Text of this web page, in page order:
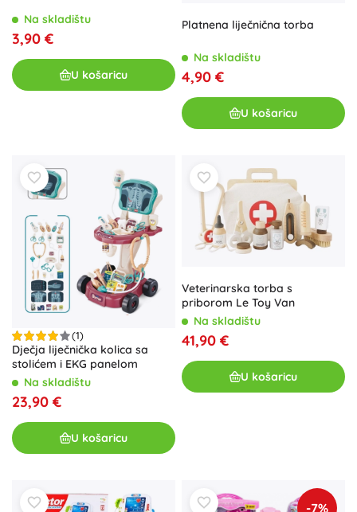
Na skladištu
3,90 €
U košaricu
Platnena liječnična torba
Na skladištu
4,90 €
U košaricu
(1)
Dječja liječnička kolica sa
stolićem i EKG panelom
Na skladištu
23,90 €
U košaricu
Veterinarska torba s
priborom Le Toy Van
Na skladištu
41,90 €
U košaricu
-7%